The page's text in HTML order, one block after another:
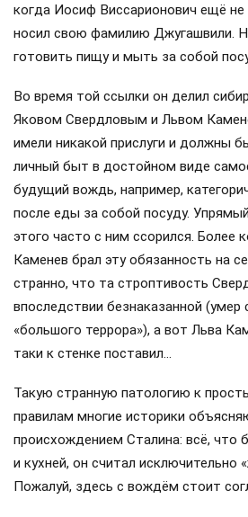
когда Иосиф Виссарионович ещё
носил свою фамилию Джугашвили.
готовить пищу и мыть за собой
Во время той ссылки он делил
Яковом Свердловым и Львом
имели никакой прислуги и должны
личный быт в достойном виде
будущий вождь, например,
после еды за собой посуду.
этого часто с ним ссорился. Более
Каменев брал эту обязанность на
странно, что та строптивость
впоследствии безнаказанной
«большого террора»), а вот Льва
таки к стенке поставил…
Такую странную патологию к
правилам многие историки
происхождением Сталина: всё, что
и кухней, он считал исключительно
Пожалуй, здесь с вождём стоит